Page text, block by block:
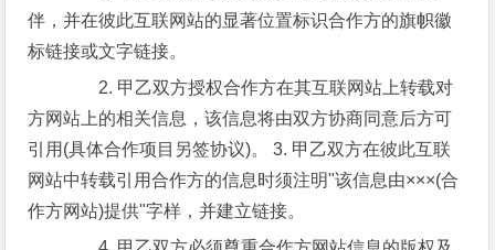
伴，并在彼此互联网站的显著位置标识合作方的旗帜徽
标链接或文字链接。
2. 甲乙双方授权合作方在其互联网站上转载对
方网站上的相关信息，该信息将由双方协商同意后方可
引用(具体合作项目另签协议)。 3. 甲乙双方在彼此互联
网站中转载引用合作方的信息时须注明"该信息由×××(合
作方网站)提供"字样，并建立链接。